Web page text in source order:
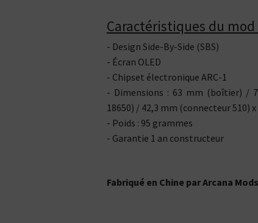
Caractéristiques du mod
- Design Side-By-Side (SBS)
- Écran OLED
- Chipset électronique ARC-1
- Dimensions : 63 mm (boîtier) /
18650) / 42,3 mm (connecteur 510)
- Poids : 95 grammes
- Garantie 1 an constructeur
Fabriqué en Chine par Arcana